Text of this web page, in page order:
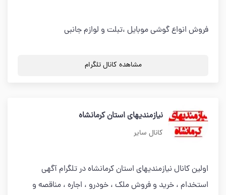
فروش انواع گوشي موبايل ،تبلت و لوازم جانبي
مشاهده کانال تلگرام
نیازمندیهای استان کرمانشاه
کانال سایر
اولین کانال نیازمندیهای استان کرمانشاه در تلگرام آگهی
استخدام ، خرید و فروش ملک ، خودرو ، اجاره ، مناقصه و